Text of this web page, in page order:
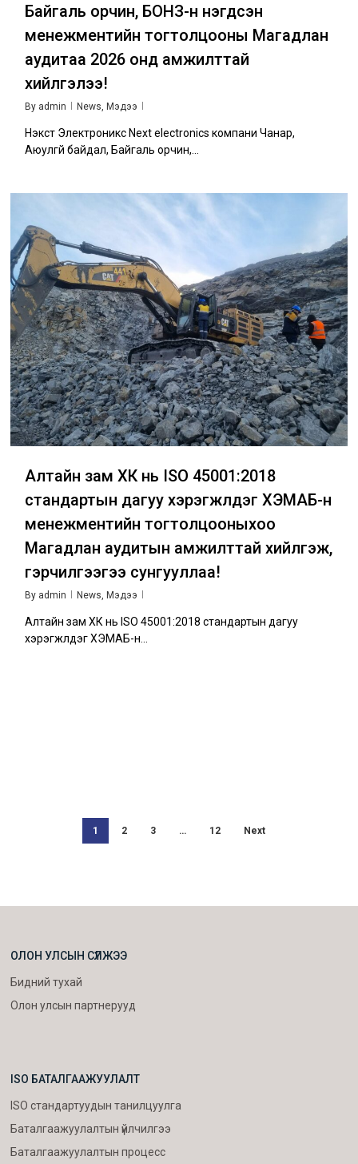
Байгаль орчин, БОНЗ-н нэгдсэн
менежментийн тогтолцооны Магадлан
аудитаа 2026 онд амжилттай
хийлгэлээ!
By admin News ,Мэдээ
Нэкст Электроникс Next electronics компани Чанар,
Аюулгүй байдал, Байгаль орчин,...
Алтайн зам ХК нь ISO 45001:2018
стандартын дагуу хэрэгжүүлдэг ХЭМАБ-н
менежментийн тогтолцооныхоо
Магадлан аудитын амжилттай хийлгэж,
гэрчилгээгээ сунгууллаа!
By admin News ,Мэдээ
Алтайн зам ХК нь ISO 45001:2018 стандартын дагуу
хэрэгжүүлдэг ХЭМАБ-н...
1 2 3 … 12 Next
ОЛОН УЛСЫН СҮЛЖЭЭ
Бидний тухай
Олон улсын партнерууд
ISO БАТАЛГААЖУУЛАЛТ
ISO стандартуудын танилцуулга
Баталгаажуулалтын үйлчилгээ
Баталгаажуулалтын процесс